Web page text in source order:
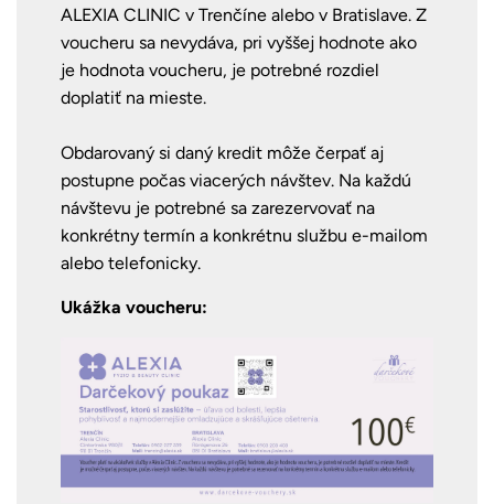
ALEXIA CLINIC v Trenčíne alebo v Bratislave. Z
voucheru sa nevydáva, pri vyššej hodnote ako
je hodnota voucheru, je potrebné rozdiel
doplatiť na mieste.
Obdarovaný si daný kredit môže čerpať aj
postupne počas viacerých návštev. Na každú
návštevu je potrebné sa zarezervovať na
konkrétny termín a konkrétnu službu e-mailom
alebo telefonicky.
Ukážka voucheru: